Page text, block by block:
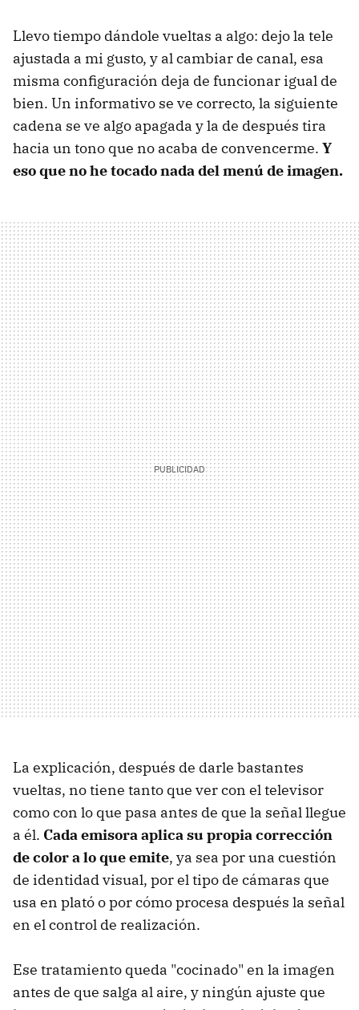
Llevo tiempo dándole vueltas a algo: dejo la tele
ajustada a mi gusto, y al cambiar de canal, esa
misma configuración deja de funcionar igual de
bien. Un informativo se ve correcto, la siguiente
cadena se ve algo apagada y la de después tira
hacia un tono que no acaba de convencerme. Y
eso que no he tocado nada del menú de imagen.
La explicación, después de darle bastantes
vueltas, no tiene tanto que ver con el televisor
como con lo que pasa antes de que la señal llegue
a él. Cada emisora aplica su propia corrección
de color a lo que emite, ya sea por una cuestión
de identidad visual, por el tipo de cámaras que
usa en plató o por cómo procesa después la señal
en el control de realización.
Ese tratamiento queda "cocinado" en la imagen
antes de que salga al aire, y ningún ajuste que